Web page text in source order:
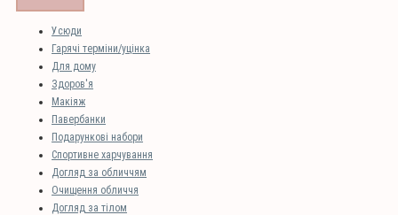
Усюди
Гарячі терміни/уцінка
Для дому
Здоров'я
Макіяж
Павербанки
Подарункові набори
Спортивне харчування
Догляд за обличчям
Очищення обличчя
Догляд за тілом